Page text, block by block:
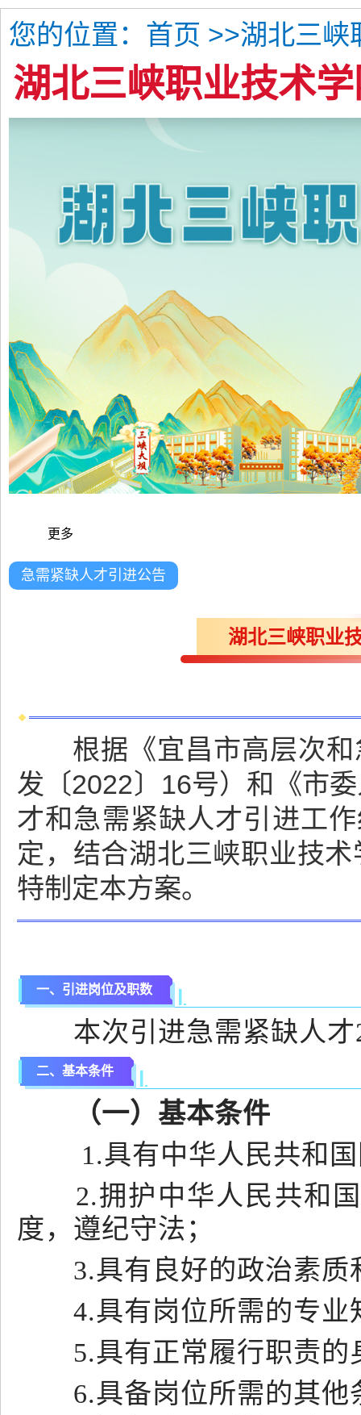
您的位置： 首页 >>湖北三峡
湖北三峡职业技术
更多
急需紧缺人才引进公告
湖北三峡职业
根据《宜昌市高层次和
发〔2022〕16号）和《市
才和急需紧缺人才引进工
定，结合湖北三峡职业技
特制定本方案。
一、引进岗位及职数
本次引进急需紧缺人才
二、基本条件
（一）基本条件
1.具有中华人民共和国
2.拥护中华人民共和国
度，遵纪守法；
3.具有良好的政治素质
4.具有岗位所需的专业
5.具有正常履行职责的
6.具备岗位所需的其他